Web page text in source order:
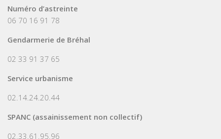
Numéro d’astreinte
06 70 16 91 78
Gendarmerie de Bréhal
02 33 91 37 65
Service urbanisme
02.14.24.20.44
SPANC (assainissement non collectif)
02.33.61.95.96